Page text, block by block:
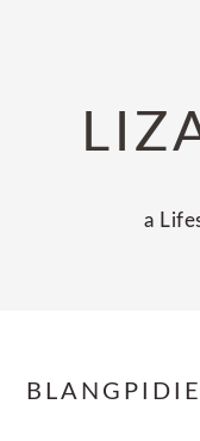
navigation
a